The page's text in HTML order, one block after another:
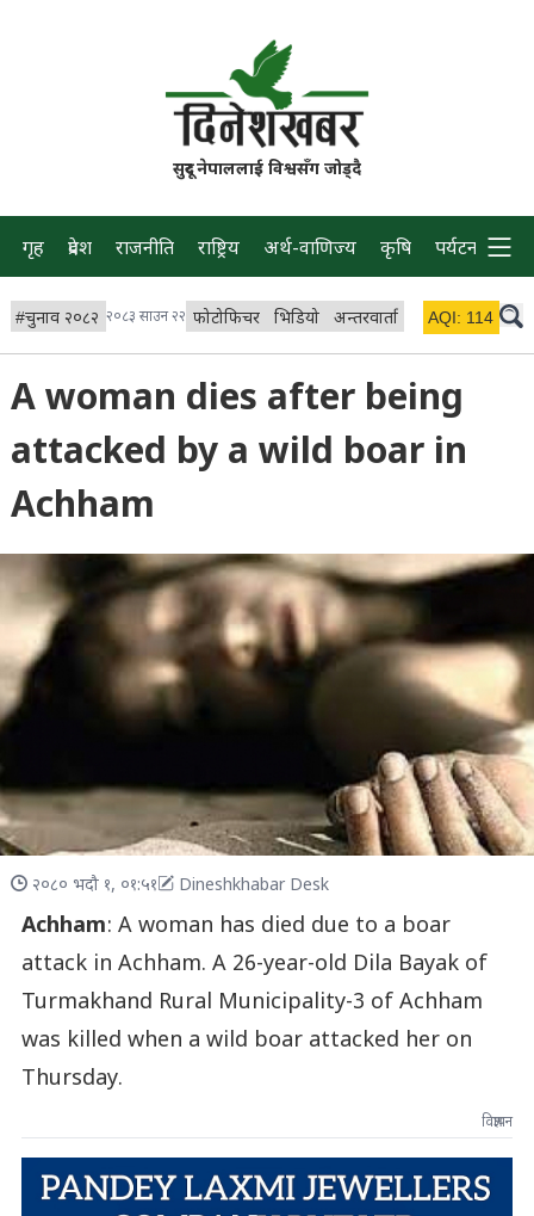
सुदूर नेपाललाई विश्वसँग जोड्दै
गृह प्रदेश राजनीति राष्ट्रिय अर्थ-वाणिज्य कृषि पर्यटन प्रवास
#चुनाव २०८२ २०८३ साउन २२ फोटोफिचर भिडियो अन्तरवार्ता विचार/ब्लग
AQI: 114
A woman dies after being
attacked by a wild boar in
Achham
२०८० भदौ १, ०१:५१ Dineshkhabar Desk
Achham: A woman has died due to a boar
attack in Achham. A 26-year-old Dila Bayak of
Turmakhand Rural Municipality-3 of Achham
was killed when a wild boar attacked her on
Thursday.
विज्ञापन